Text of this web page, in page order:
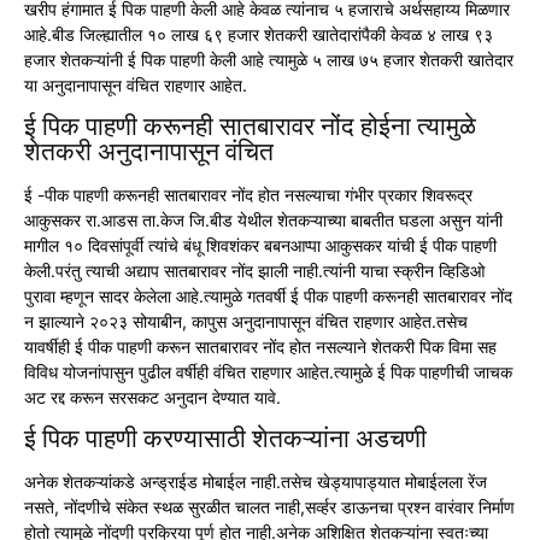
खरीप हंगामात ई पिक पाहणी केली आहे केवळ त्यांनाच ५ हजाराचे अर्थसहाय्य मिळणार
आहे.बीड जिल्ह्यातील १० लाख ६९ हजार शेतकरी खातेदारांपैकी केवळ ४ लाख ९३
हजार शेतकऱ्यांनी ई पिक पाहणी केली आहे त्यामुळे ५ लाख ७५ हजार शेतकरी खातेदार
या अनुदानापासून वंचित राहणार आहेत.
ई पिक पाहणी करूनही सातबारावर नोंद होईना त्यामुळे
शेतकरी अनुदानापासून वंचित
ई -पीक पाहणी करूनही सातबारावर नोंद होत नसल्याचा गंभीर प्रकार शिवरूद्र
आकुसकर रा.आडस ता.केज जि.बीड येथील शेतकऱ्याच्या बाबतीत घडला असुन यांनी
मागील १० दिवसांपूर्वी त्यांचे बंधू शिवशंकर बबनआप्पा आकुसकर यांची ई पीक पाहणी
केली.परंतु त्याची अद्याप सातबारावर नोंद झाली नाही.त्यांनी याचा स्क्रीन व्हिडिओ
पुरावा म्हणून सादर केलेला आहे.त्यामुळे गतवर्षी ई पीक पाहणी करूनही सातबारावर नोंद
न झाल्याने २०२३ सोयाबीन, कापुस अनुदानापासून वंचित राहणार आहेत.तसेच
यावर्षीही ई पीक पाहणी करून सातबारावर नोंद होत नसल्याने शेतकरी पिक विमा सह
विविध योजनांपासुन पुढील वर्षीही वंचित राहणार आहेत.त्यामुळे ई पिक पाहणीची जाचक
अट रद्द करून सरसकट अनुदान देण्यात यावे.
ई पिक पाहणी करण्यासाठी शेतकऱ्यांना अडचणी
अनेक शेतकऱ्यांकडे अन्ड्राईड मोबाईल नाही.तसेच खेड्यापाड्यात मोबाईलला रेंज
नसते, नोंदणीचे संकेत स्थळ सुरळीत चालत नाही,सर्व्हर डाऊनचा प्रश्न वारंवार निर्माण
होतो त्यामुळे नोंदणी प्रक्रिया पूर्ण होत नाही.अनेक अशिक्षित शेतकऱ्यांना स्वतःच्या